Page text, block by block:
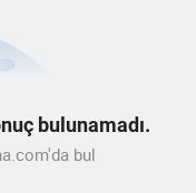
bulunamadı.
bul